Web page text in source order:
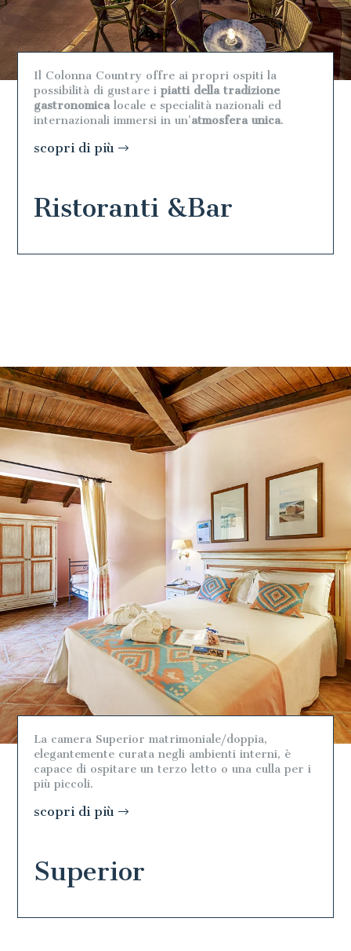
Il Colonna Country offre ai propri ospiti la
possibilità di gustare i piatti della tradizione
gastronomicalocale e specialità nazionali ed
internazionali immersi in un’atmosfera unica.
scopri di più
Ristoranti &Bar
La Camera Classic matrimoniale o doppia,
accuratamente arredata con richiami alle tonalità
naturali del legno e ai colori pastello, è capace di
ospitare un terzo letto o una culla per i più